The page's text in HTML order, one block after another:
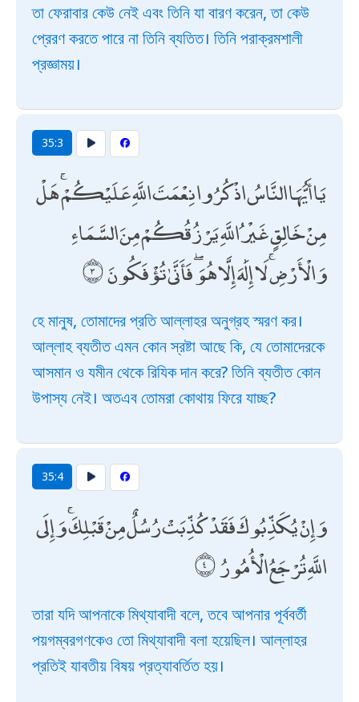
তা ফেরাবার কেউ নেই এবং তিনি যা বারণ করেন, তা কেউ
প্রেরণ করতে পারে না তিনি ব্যতিত। তিনি পরাক্রমশালী
প্রজ্ঞাময়।
35:3
يَا أَيُّهَا النَّاسُ اذْكُرُوا نِعْمَتَ اللَّهِ عَلَيْكُمْ ۚ هَلْ
مِنْ خَالِقٍ غَيْرُ اللَّهِ يَرْزُقُكُمْ مِنَ السَّمَاءِ
وَالْأَرْضِ ۚ لَا إِلَٰهَ إِلَّا هُوَ ۖ فَأَنَّىٰ تُؤْفَكُونَ
হে মানুষ, তোমাদের প্রতি আল্লাহর অনুগ্রহ স্মরণ কর।
আল্লাহ ব্যতীত এমন কোন স্রষ্টা আছে কি, যে তোমাদেরকে
আসমান ও যমীন থেকে রিযিক দান করে? তিনি ব্যতীত কোন
উপাস্য নেই। অতএব তোমরা কোথায় ফিরে যাচ্ছ?
35:4
وَإِنْ يُكَذِّبُوكَ فَقَدْ كُذِّبَتْ رُسُلٌ مِنْ قَبْلِكَ ۚ وَإِلَى
اللَّهِ تُرْجَعُ الْأُمُورُ
তারা যদি আপনাকে মিথ্যাবাদী বলে, তবে আপনার পূর্ববর্তী
পয়গম্বরগণকেও তো মিথ্যাবাদী বলা হয়েছিল। আল্লাহর
প্রতিই যাবতীয় বিষয় প্রত্যাবর্তিত হয়।